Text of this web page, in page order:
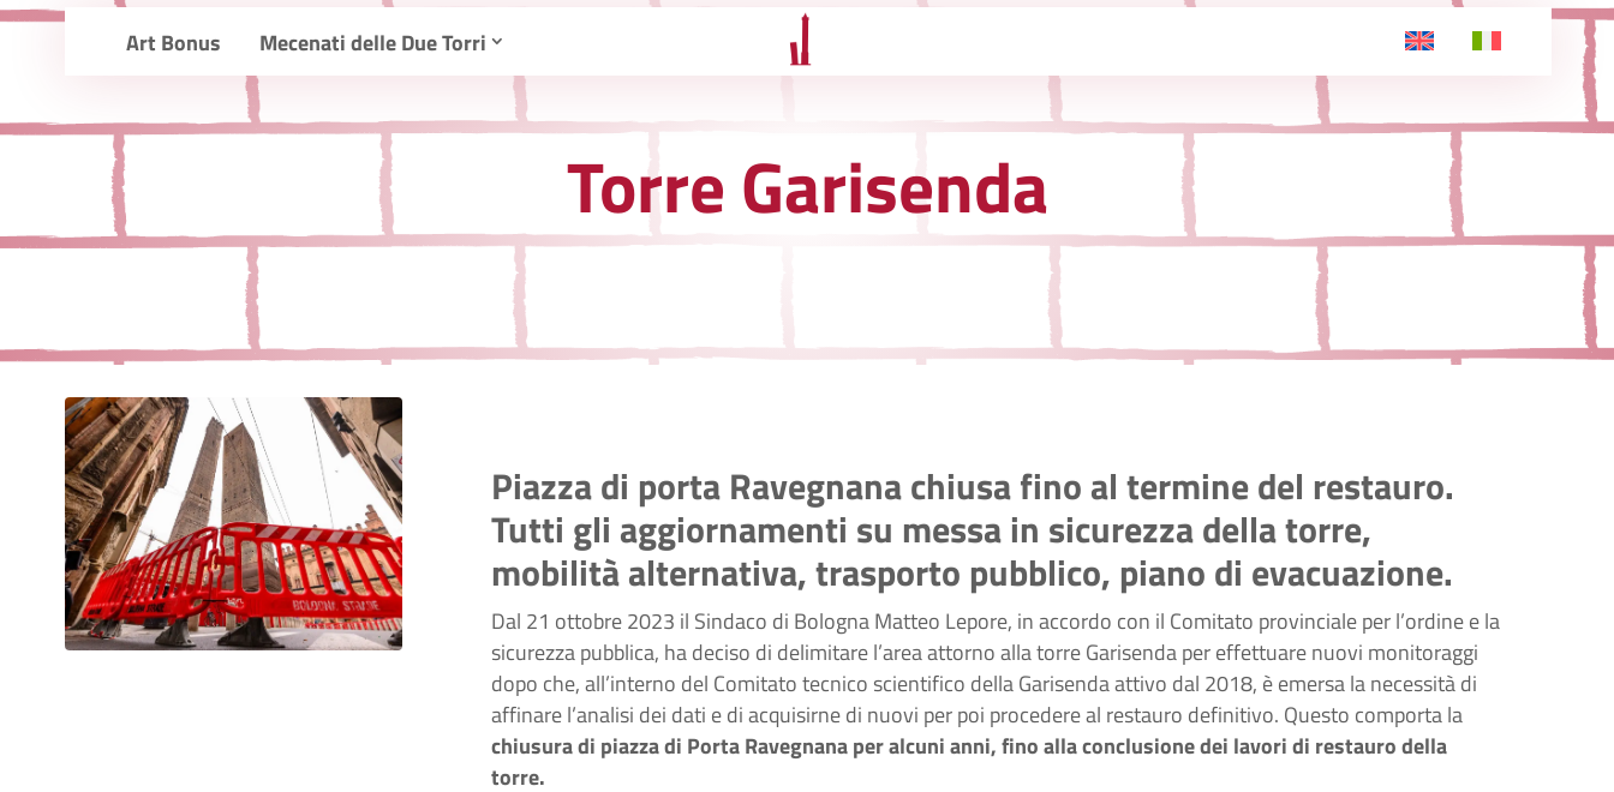
Art Bonus Mecenati delle Due Torri
Torre Garisenda
Piazza di porta Ravegnana chiusa fino al termine del restauro.
Tutti gli aggiornamenti su messa in sicurezza della torre,
mobilità alternativa, trasporto pubblico, piano di evacuazione.
Dal 21 ottobre 2023 il Sindaco di Bologna Matteo Lepore, in accordo con il Comitato provinciale per l’ordine e la
sicurezza pubblica, ha deciso di delimitare l’area attorno alla torre Garisenda per effettuare nuovi monitoraggi
dopo che, all’interno del Comitato tecnico scientifico della Garisenda attivo dal 2018, è emersa la necessità di
affinare l’analisi dei dati e di acquisirne di nuovi per poi procedere al restauro definitivo. Questo comporta la
chiusura di piazza di Porta Ravegnana per alcuni anni, fino alla conclusione dei lavori di restauro della
torre.